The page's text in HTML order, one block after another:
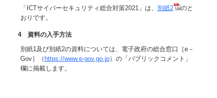
「ICTサイバーセキュリティ総合対策2021」は、 別紙2
のと
おりです。
4 資料の入手方法
別紙1及び別紙2の資料については、電子政府の総合窓口［e－
Gov］（ https://www.e-gov.go.jp）の「パブリックコメント」
欄に掲載します。